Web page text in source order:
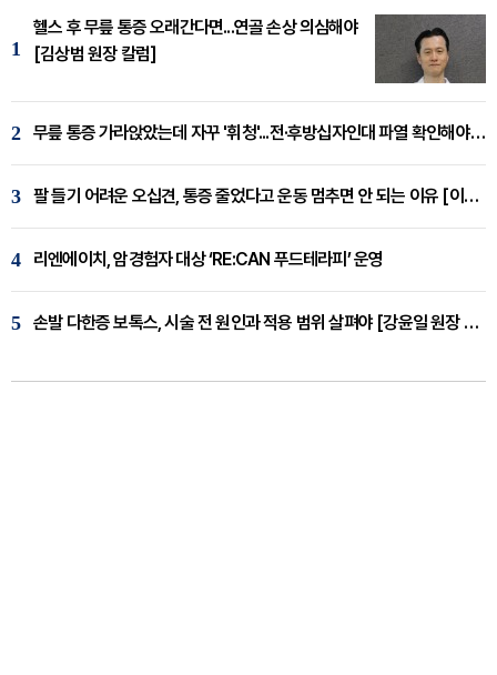
1
헬스 후 무릎 통증 오래간다면...연골 손상 의심해야
[김상범 원장 칼럼]
2 무릎 통증 가라앉았는데 자꾸 '휘청'...전·후방십자인대 파열 확인해야 [곽우경 원장 칼럼]
3 팔 들기 어려운 오십견, 통증 줄었다고 운동 멈추면 안 되는 이유 [이병욱 원장 칼럼]
4 리엔에이치, 암경험자 대상 ‘RE:CAN 푸드테라피’ 운영
5 손발 다한증 보톡스, 시술 전 원인과 적용 범위 살펴야 [강윤일 원장 칼럼]